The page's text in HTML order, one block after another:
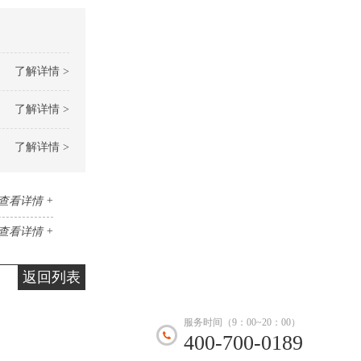
了解详情 >
了解详情 >
了解详情 >
看详情 +
看详情 +
返回列表
服务时间（9：00~20：00）
400-700-0189